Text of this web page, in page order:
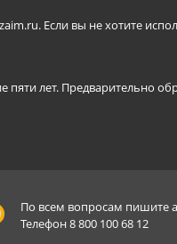
Если вы не хотите
пяти лет. Предварительно
По всем вопросам пишите
Телефон 8 800 100 68 12